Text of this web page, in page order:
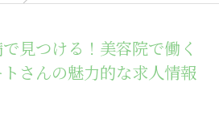
見つける！美容院で働く
さんの魅力的な求人情報